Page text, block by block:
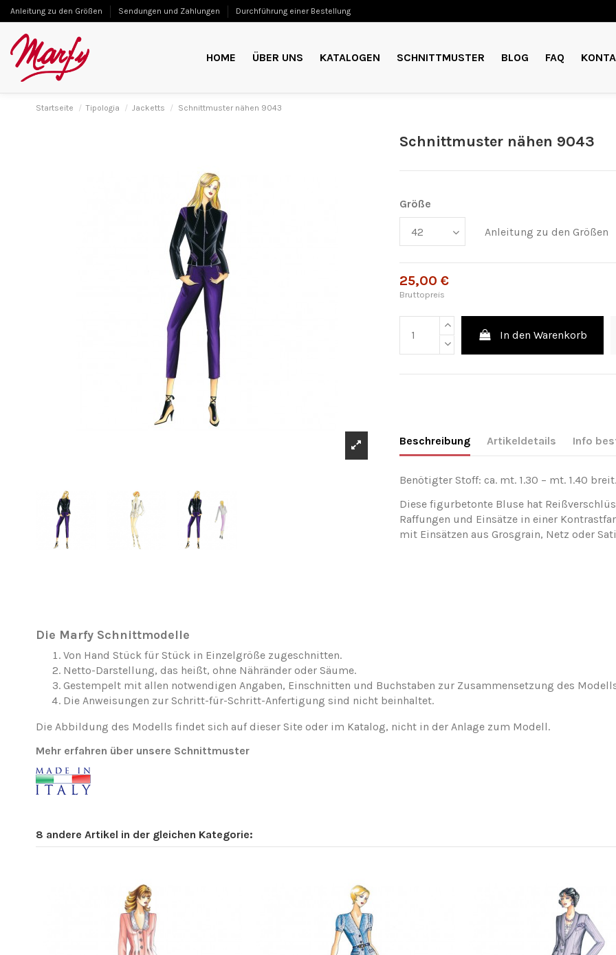
Anleitung zu den Größen Sendungen und Zahlungen Durchführung einer Bestellung
HOME ÜBER UNS KATALOGEN SCHNITTMUSTER BLOG FAQ
Startseite Tipologia Jacketts Schnittmuster nähen 9043
Schnittmuster nähen 9043
Größe
Anleitung zu den Größen
25,00 €
Bruttopreis
In den Warenkorb
Beschreibung Artikeldetails Info
Benötigter Stoff: ca. mt. 1.30 – mt. 1.40
Diese figurbetonte Bluse hat
Raffungen und Einsätze in einer
mit Einsätzen aus Grosgrain, Netz oder
Die Marfy Schnittmodelle
Von Hand Stück für Stück in Einzelgröße zugeschnitten.
Netto-Darstellung, das heißt, ohne Nähränder oder Säume.
Gestempelt mit allen notwendigen Angaben, Einschnitten und Buchstaben zur Zusammensetzung des
Die Anweisungen zur Schritt-für-Schritt-Anfertigung sind nicht beinhaltet.
Die Abbildung des Modells findet sich auf dieser Site oder im Katalog, nicht in der Anlage zum Modell.
Mehr erfahren über unsere Schnittmuster
8 andere Artikel in der gleichen Kategorie: